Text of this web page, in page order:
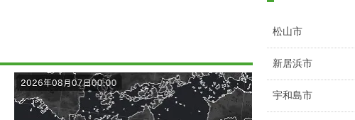
松山市
新居浜市
宇和島市